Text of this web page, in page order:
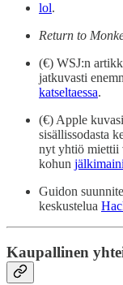
lol.
Return to
(€) WSJ:n
jatkuvasti
katseltaessa.
(€) Apple
sisällissodasta
nyt yhtiö miettii
kohun
Guidon
keskustelua
Kaupallinen